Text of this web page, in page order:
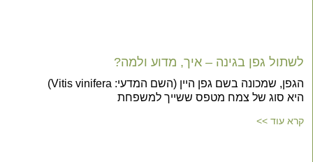
לשתול גפן בגינה – איך, מדוע ולמה?
הגפן, שמכונה בשם גפן היין (השם המדעי: Vitis vinifera)
היא סוג של צמח מטפס ששייך למשפחת
קרא עוד >>